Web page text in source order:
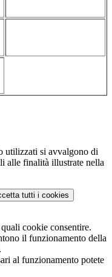
utilizzati si avvalgono di
alle finalità illustrate nella
tutti i cookies
cookie consentire.
il funzionamento della
al funzionamento potete